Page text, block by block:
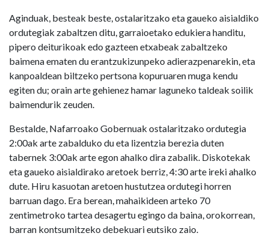
Aginduak, besteak beste, ostalaritzako eta gaueko aisialdiko
ordutegiak zabaltzen ditu, garraioetako edukiera handitu,
pipero deiturikoak edo gazteen etxabeak zabaltzeko
baimena ematen du erantzukizunpeko adierazpenarekin, eta
kanpoaldean biltzeko pertsona kopuruaren muga kendu
egiten du; orain arte gehienez hamar laguneko taldeak soilik
baimendurik zeuden.
Bestalde, Nafarroako Gobernuak ostalaritzako ordutegia
2:00ak arte zabalduko du eta lizentzia berezia duten
tabernek 3:00ak arte egon ahalko dira zabalik. Diskotekak
eta gaueko aisialdirako aretoek berriz, 4:30 arte ireki ahalko
dute. Hiru kasuotan aretoen hustutzea ordutegi horren
barruan dago. Era berean, mahaikideen arteko 70
zentimetroko tartea desagertu egingo da baina, orokorrean,
barran kontsumitzeko debekuari eutsiko zaio.